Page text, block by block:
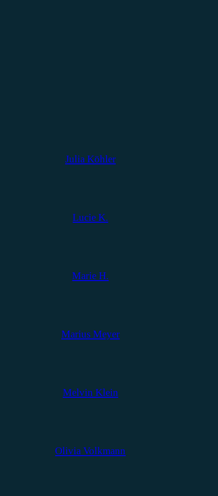
Julia Köhler
Lucie K.
Marie H.
Marius Meyer
Melvin Klein
Olivia Volkmann